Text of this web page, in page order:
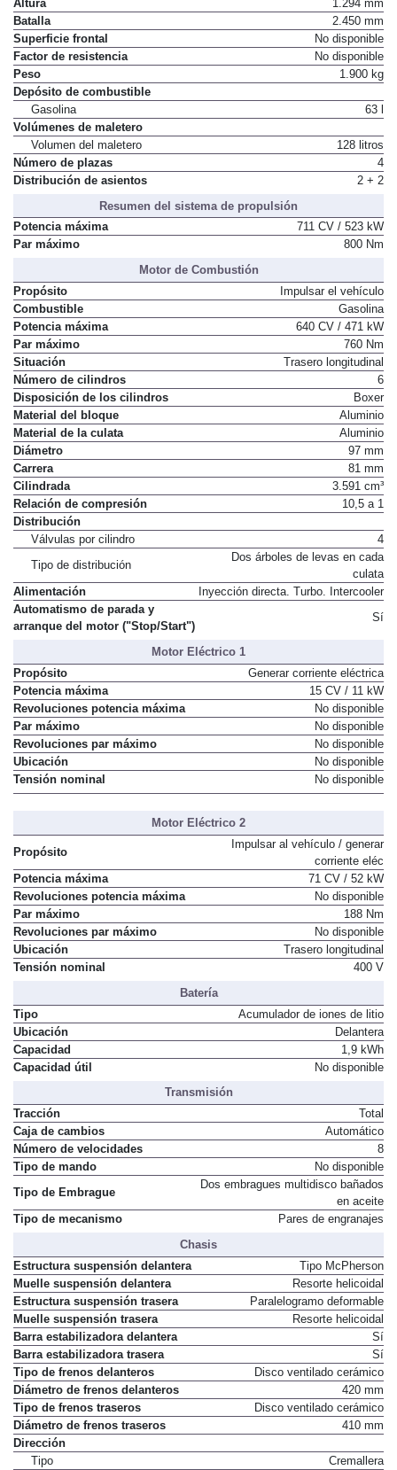
Altura
1.294 mm
Batalla
2.450 mm
Superficie frontal
No disponible
Factor de resistencia
No disponible
Peso
1.900 kg
Depósito de combustible
Gasolina
63 l
Volúmenes de maletero
Volumen del maletero
128 litros
Número de plazas
4
Distribución de asientos
2 + 2
Resumen del sistema de propulsión
Potencia máxima
711 CV / 523 kW
Par máximo
800 Nm
Motor de Combustión
Propósito
Impulsar el vehículo
Combustible
Gasolina
Potencia máxima
640 CV / 471 kW
Par máximo
760 Nm
Situación
Trasero longitudinal
Número de cilindros
6
Disposición de los cilindros
Boxer
Material del bloque
Aluminio
Material de la culata
Aluminio
Diámetro
97 mm
Carrera
81 mm
Cilindrada
3.591 cm³
Relación de compresión
10,5 a 1
Distribución
Válvulas por cilindro
4
Tipo de distribución
Dos árboles de levas en cada
culata
Alimentación
Inyección directa. Turbo. Intercooler
Automatismo de parada y
arranque del motor ("Stop/Start")
Sí
Motor Eléctrico 1
Propósito
Generar corriente eléctrica
Potencia máxima
15 CV / 11 kW
Revoluciones potencia máxima
No disponible
Par máximo
No disponible
Revoluciones par máximo
No disponible
Ubicación
No disponible
Tensión nominal
No disponible
Motor Eléctrico 2
Propósito
Impulsar al vehículo / generar
corriente eléc
Potencia máxima
71 CV / 52 kW
Revoluciones potencia máxima
No disponible
Par máximo
188 Nm
Revoluciones par máximo
No disponible
Ubicación
Trasero longitudinal
Tensión nominal
400 V
Batería
Tipo
Acumulador de iones de litio
Ubicación
Delantera
Capacidad
1,9 kWh
Capacidad útil
No disponible
Transmisión
Tracción
Total
Caja de cambios
Automático
Número de velocidades
8
Tipo de mando
No disponible
Tipo de Embrague
Dos embragues multidisco bañados
en aceite
Tipo de mecanismo
Pares de engranajes
Chasis
Estructura suspensión delantera
Tipo McPherson
Muelle suspensión delantera
Resorte helicoidal
Estructura suspensión trasera
Paralelogramo deformable
Muelle suspensión trasera
Resorte helicoidal
Barra estabilizadora delantera
Sí
Barra estabilizadora trasera
Sí
Tipo de frenos delanteros
Disco ventilado cerámico
Diámetro de frenos delanteros
420 mm
Tipo de frenos traseros
Disco ventilado cerámico
Diámetro de frenos traseros
410 mm
Dirección
Tipo
Cremallera